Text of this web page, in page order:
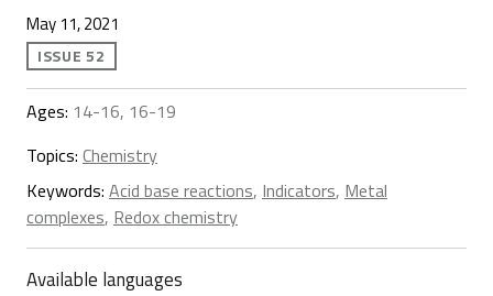
May 11, 2021
ISSUE 52
Ages: 14-16, 16-19
Topics: Chemistry
Keywords: Acid base reactions, Indicators, Metal
complexes, Redox chemistry
Available languages